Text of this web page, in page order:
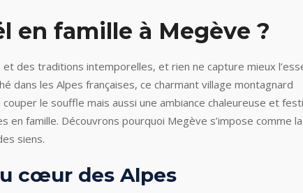
en famille à Megève ?
des traditions intemporelles, et rien ne capture mieux
dans les Alpes françaises, ce charmant village montagnard
le souffle mais aussi une ambiance chaleureuse et
en famille. Découvrons pourquoi Megève s’impose comme la
siens.
cœur des Alpes